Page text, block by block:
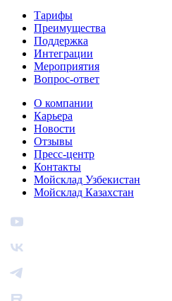
Тарифы
Преимущества
Поддержка
Интеграции
Мероприятия
Вопрос-ответ
О компании
Карьера
Новости
Отзывы
Пресс-центр
Контакты
Мойсклад Узбекистан
Мойсклад Казахстан